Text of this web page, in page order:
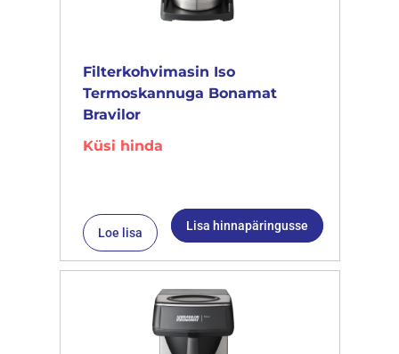
Filterkohvimasin Iso
Termoskannuga Bonamat
Bravilor
Küsi hinda
Loe lisa Lisa hinnapäringusse